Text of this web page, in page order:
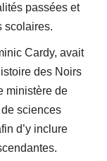
passées et
scolaires.
Cardy, avait
des Noirs
ministère de
sciences
d’y inclure